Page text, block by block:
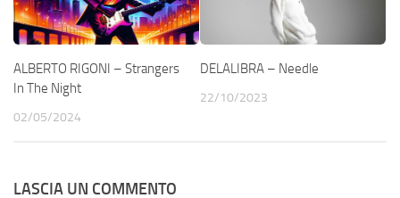
ALBERTO RIGONI – Strangers
In The Night
02/05/2024
DELALIBRA – Needle
22/10/2023
LASCIA UN COMMENTO